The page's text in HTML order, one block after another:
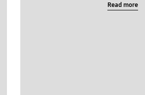
Read more